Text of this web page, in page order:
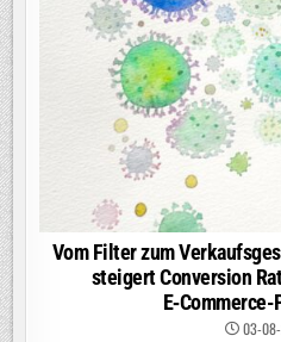
Vom Filter zum
steigert Conversion
03-